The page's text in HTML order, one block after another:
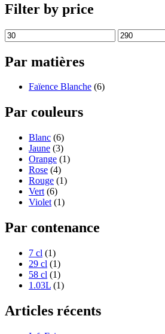
Filter by price
Par matières
Faïence Blanche (6)
Par couleurs
Blanc (6)
Jaune (3)
Orange (1)
Rose (4)
Rouge (1)
Vert (6)
Violet (1)
Par contenance
7 cl (1)
29 cl (1)
58 cl (1)
1.03L (1)
Articles récents